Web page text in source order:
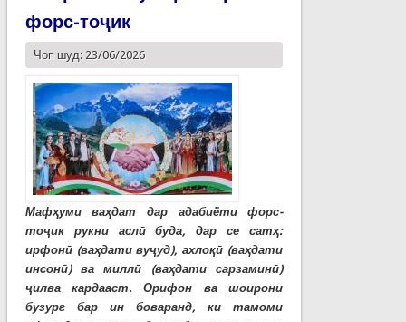
форс-тоҷик
Чоп шуд: 23/06/2026
Мафҳуми ваҳдат дар адабиёти форс-
тоҷик рукни аслӣ буда, дар се сатҳ:
ирфонӣ (ваҳдати вуҷуд), ахлоқӣ (ваҳдати
инсонӣ) ва миллӣ (ваҳдати сарзаминӣ)
ҷилва кардааст. Орифон ва шоирони
бузург бар ин боваранд, ки тамоми